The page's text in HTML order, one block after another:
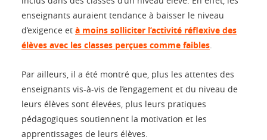
enseignants auraient tendance à baisser le niveau
d’exigence et à moins solliciter l’activité réflexive des
élèves avec les classes perçues comme faibles
Par ailleurs, il a été montré que, plus les attentes des
enseignants vis-à-vis de l’engagement et du niveau de
leurs élèves sont élevées, plus leurs pratiques
pédagogiques soutiennent la motivation et les
apprentissages de leurs élèves.